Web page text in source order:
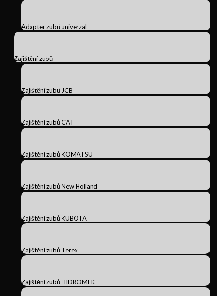
Adapter zubů univerzal
Zajištění zubů
Zajištění zubů JCB
Zajištění zubů CAT
Zajištění zubů KOMATSU
Zajištění zubů New Holland
Zajištění zubů KUBOTA
Zajištění zubů Terex
Zajištění zubů HIDROMEK